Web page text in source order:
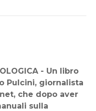
Pulcini, giornalista
che dopo aver
sulla